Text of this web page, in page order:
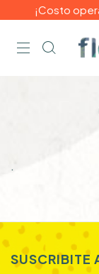
¡Costo
.
SUSCRIBITE